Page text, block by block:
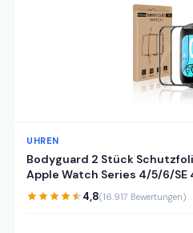
UHREN
Bodyguard 2 Stück
Apple Watch Series 4/5/6/SE
Kratzfest Bruchsicher Apple
Displayschutzfolie,
4,8(16.917 Bewertungen)